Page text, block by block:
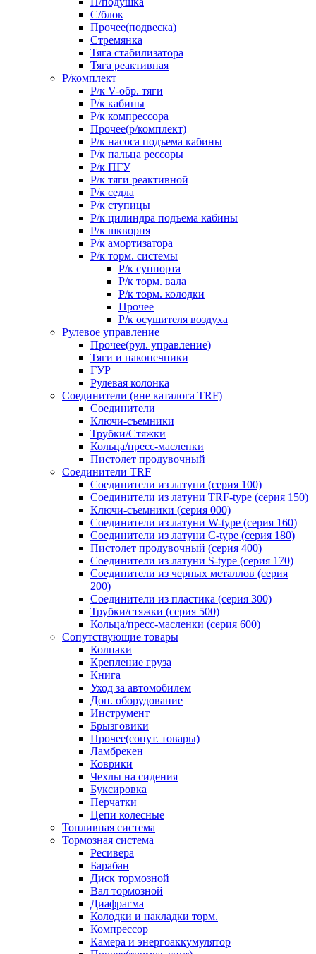
С/блок
Прочее(подвеска)
Стремянка
Тяга стабилизатора
Тяга реактивная
Р/комплект
Р/к V-обр. тяги
Р/к кабины
Р/к компрессора
Прочее(р/комплект)
Р/к насоса подъема кабины
Р/к пальца рессоры
Р/к ПГУ
Р/к тяги реактивной
Р/к седла
Р/к ступицы
Р/к цилиндра подъема кабины
Р/к шкворня
Р/к амортизатора
Р/к торм. системы
Р/к суппорта
Р/к торм. вала
Р/к торм. колодки
Прочее
Р/к осушителя воздуха
Рулевое управление
Прочее(рул. управление)
Тяги и наконечники
ГУР
Рулевая колонка
Соединители (вне каталога TRF)
Соединители
Ключи-cъемники
Трубки/Стяжки
Кольца/пресс-масленки
Пистолет продувочный
Соединители TRF
Соединители из латуни (серия 100)
Соединители из латуни TRF-type (серия 150)
Ключи-съемники (серия 000)
Соединители из латуни W-type (серия 160)
Соединители из латуни С-type (серия 180)
Пистолет продувочный (серия 400)
Соединители из латуни S-type (серия 170)
Соединители из черных металлов (серия
200)
Соединители из пластика (серия 300)
Трубки/стяжки (серия 500)
Кольца/пресс-масленки (серия 600)
Сопутствующие товары
Колпаки
Крепление груза
Книга
Уход за автомобилем
Доп. оборудование
Инструмент
Брызговики
Прочее(сопут. товары)
Ламбрекен
Коврики
Чехлы на сидения
Буксировка
Перчатки
Цепи колесные
Топливная система
Тормозная система
Ресивера
Барабан
Диск тормозной
Вал тормозной
Диафрагма
Колодки и накладки торм.
Компрессор
Камера и энергоаккумулятор